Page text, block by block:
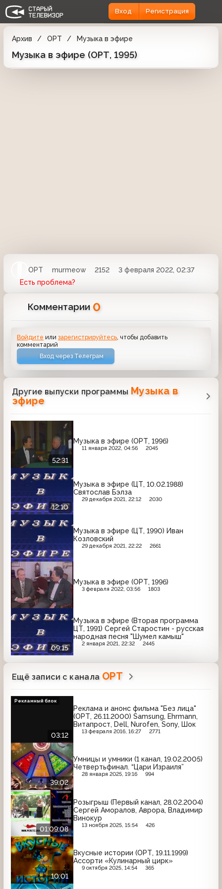
Вход Регистрация
Архив ОРТ Музыка в эфире
Музыка в эфире (ОРТ, 1995)
ОРТ murmeow 2152
3 февраля 2022, 02:37
Есть проблема?
Комментарии 0
Войдите илизарегистрируйтесь , чтобы добавить
комментарий
Вход через Телеграм
Другие выпуски программы Музыка в
эфире
52:31
Музыка в эфире (ОРТ, 1996)
11 января 2022, 04:56 2045
12:10
Музыка в эфире (ЦТ, 10.02.1988)
Святослав Бэлза
29 декабря 2021, 22:12 2030
Музыка в эфире (ЦТ, 1990) Иван
Козловский
29 декабря 2021, 22:22 2661
Музыка в эфире (ОРТ, 1996)
3 февраля 2022, 03:56 1803
09:15
Музыка в эфире (Вторая программа
ЦТ, 1991) Сергей Старостин - русская
народная песня "Шумел камыш"
2 января 2021, 22:32 2445
Ещё записи с канала ОРТ
03:12
Реклама и анонс фильма "Без лица"
(ОРТ, 26.11.2000) Samsung, Ehrmann,
Витапрост, Dell, Nurofen, Sony, Шок
13 февраля 2016, 16:27 2771
Рекламный блок
39:02
Умницы и умники (1 канал, 19.02.2005)
Четвертьфинал. “Цари Израиля”
28 января 2025, 19:16 994
01:09:08
Розыгрыш (Первый канал, 28.02.2004)
Сергей Аморалов, Аврора, Владимир
Винокур
13 ноября 2025, 15:54 426
10:01
Вкусные истории (ОРТ, 19.11.1999)
Ассорти «Кулинарный цирк»
9 октября 2025, 14:54 365